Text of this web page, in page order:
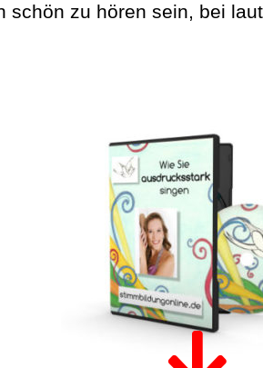
schön zu hören sein, bei